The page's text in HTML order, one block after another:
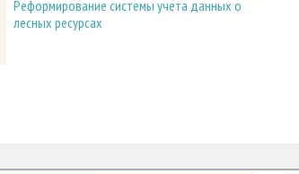
Реформирование системы учета данных о
лесных ресурсах